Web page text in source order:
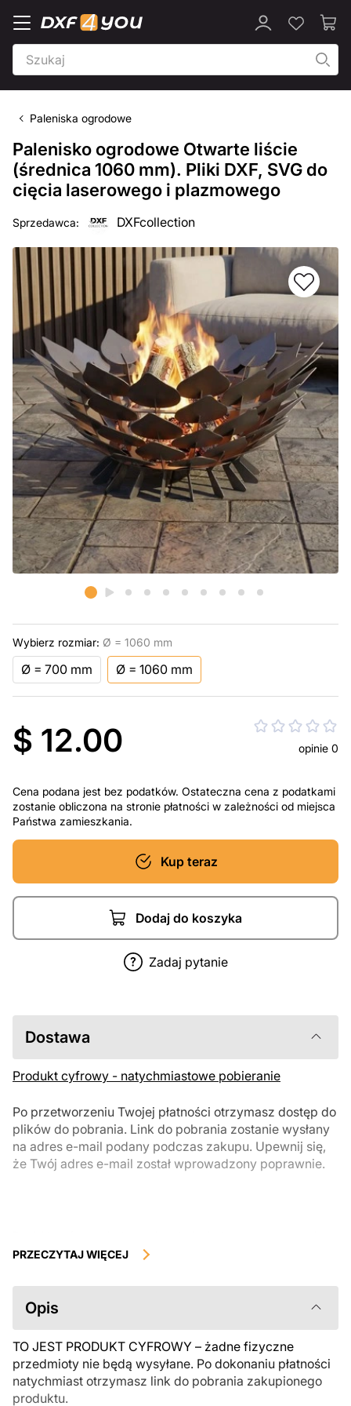
Paleniska ogrodowe
Palenisko ogrodowe Otwarte liście
(średnica 1060 mm). Pliki DXF, SVG do
cięcia laserowego i plazmowego
Sprzedawca: DXFcollection
Wybierz rozmiar: Ø = 1060 mm
Ø = 700 mm Ø = 1060 mm
$ 12.00 opinie 0
Cena podana jest bez podatków. Ostateczna cena z podatkami
zostanie obliczona na stronie płatności w zależności od miejsca
Państwa zamieszkania.
Kup teraz
Dodaj do koszyka
Zadaj pytanie
Dostawa
Produkt cyfrowy - natychmiastowe pobieranie
Po przetworzeniu Twojej płatności otrzymasz dostęp do
plików do pobrania. Link do pobrania zostanie wysłany
na adres e-mail podany podczas zakupu. Upewnij się,
że Twój adres e-mail został wprowadzony poprawnie.
podlegają zwrotowi ani wymianie po ich pobraniu. Zalecamy
przed zakupem. Jeśli masz jakiekolwiek problemy z zamówieniem,
skontaktuj się bezpośrednio ze sprzedawcą.
PRZECZYTAJ WIĘCEJ
Opis
TO JEST PRODUKT CYFROWY – żadne fizyczne
przedmioty nie będą wysyłane. Po dokonaniu płatności
natychmiast otrzymasz link do pobrania zakupionego
produktu.